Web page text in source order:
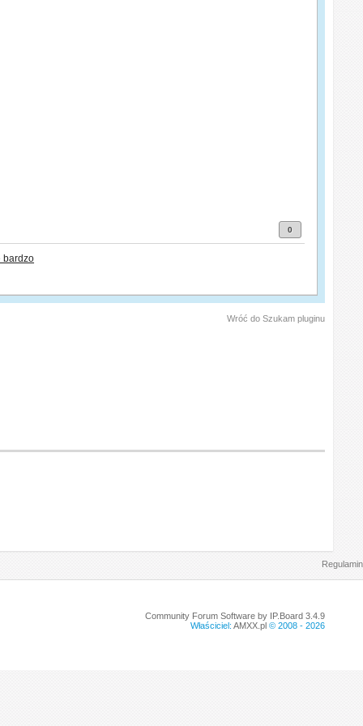
0
bardzo
Wróć do Szukam pluginu
Regulamin
Community Forum Software by IP.Board 3.4.9
Właściciel: AMXX.pl© 2008 - 2026